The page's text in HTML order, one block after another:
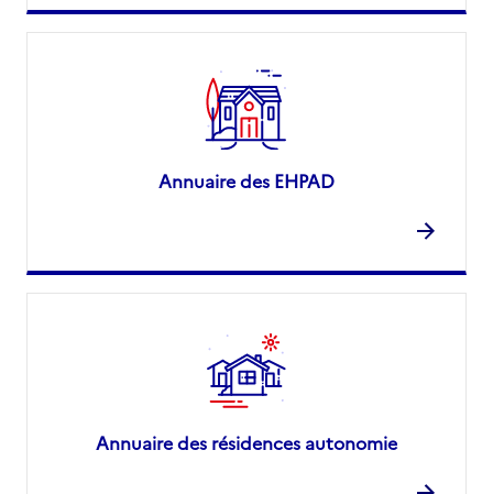
Annuaire des EHPAD
Annuaire des résidences autonomie